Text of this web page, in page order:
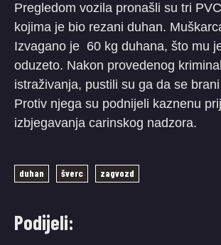
Pregledom vozila pronašli su tri
kojima je bio rezani duhan.
Izvagano je 60 kg duhana, što mu
oduzeto. Nakon provedenog
istraživanja, pustili su ga da se
Protiv njega su podnijeli kaznenu
izbjegavanja carinskog nadzora.
duhan šverc zagvozd
Podijeli: